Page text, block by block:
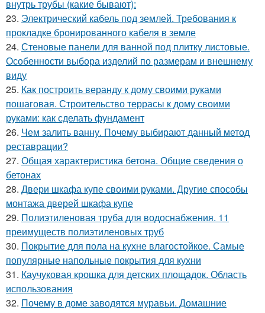
внутрь трубы (какие бывают):
23. Электрический кабель под землей. Требования к
прокладке бронированного кабеля в земле
24. Стеновые панели для ванной под плитку листовые.
Особенности выбора изделий по размерам и внешнему
виду
25. Как построить веранду к дому своими руками
пошаговая. Строительство террасы к дому своими
руками: как сделать фундамент
26. Чем залить ванну. Почему выбирают данный метод
реставрации?
27. Общая характеристика бетона. Общие сведения о
бетонах
28. Двери шкафа купе своими руками. Другие способы
монтажа дверей шкафа купе
29. Полиэтиленовая труба для водоснабжения. 11
преимуществ полиэтиленовых труб
30. Покрытие для пола на кухне влагостойкое. Самые
популярные напольные покрытия для кухни
31. Каучуковая крошка для детских площадок. Область
использования
32. Почему в доме заводятся муравьи. Домашние